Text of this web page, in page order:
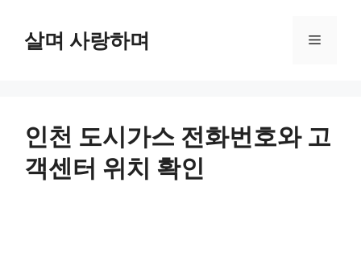
살며 사랑하며 메
인천 도시가스 전화번호와 고
객센터 위치 확인